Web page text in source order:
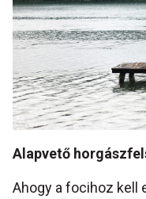
Alapvető
Ahogy a focihoz kell